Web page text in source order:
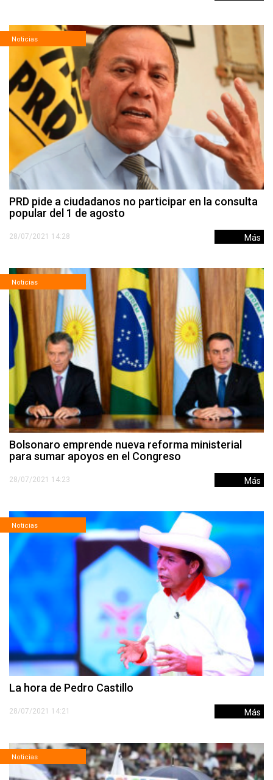
Noticias
PRD pide a ciudadanos no participar en la consulta
popular del 1 de agosto
28/07/2021 14:28 Más
Noticias
Bolsonaro emprende nueva reforma ministerial
para sumar apoyos en el Congreso
28/07/2021 14:23 Más
Noticias
La hora de Pedro Castillo
28/07/2021 14:21 Más
Noticias